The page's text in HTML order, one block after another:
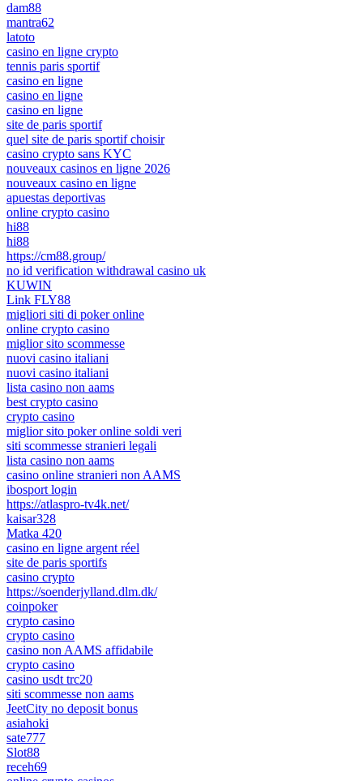
dam88
mantra62
latoto
casino en ligne crypto
tennis paris sportif
casino en ligne
casino en ligne
casino en ligne
site de paris sportif
quel site de paris sportif choisir
casino crypto sans KYC
nouveaux casinos en ligne 2026
nouveaux casino en ligne
apuestas deportivas
online crypto casino
hi88
hi88
https://cm88.group/
no id verification withdrawal casino uk
KUWIN
Link FLY88
migliori siti di poker online
online crypto casino
miglior sito scommesse
nuovi casino italiani
nuovi casino italiani
lista casino non aams
best crypto casino
crypto casino
miglior sito poker online soldi veri
siti scommesse stranieri legali
lista casino non aams
casino online stranieri non AAMS
ibosport login
https://atlaspro-tv4k.net/
kaisar328
Matka 420
casino en ligne argent réel
site de paris sportifs
casino crypto
https://soenderjylland.dlm.dk/
coinpoker
crypto casino
crypto casino
casino non AAMS affidabile
crypto casino
casino usdt trc20
siti scommesse non aams
JeetCity no deposit bonus
asiahoki
sate777
Slot88
receh69